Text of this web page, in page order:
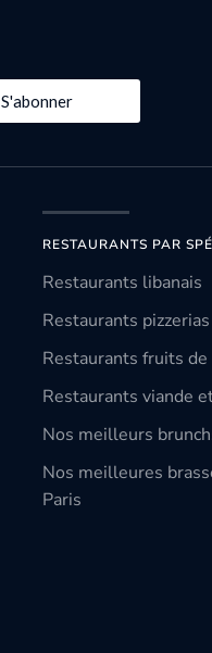
S'abonner
RESTAURANTS PAR
Restaurants libanais
Restaurants
Restaurants fruits
Restaurants viande
Nos meilleurs
Nos meilleures
Paris